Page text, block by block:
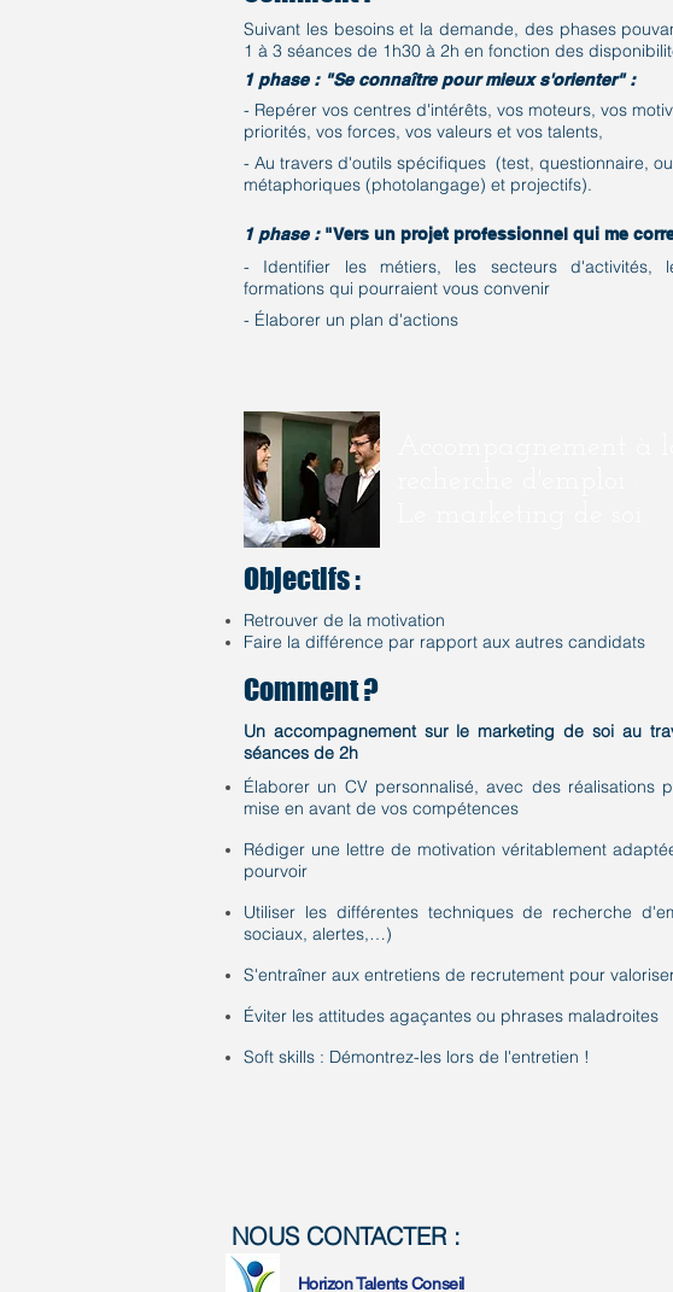
Suivant les besoins et la demande, des phases
1 à 3 séances de 1h30 à 2h en fonction des
1 phase : "Se connaître pour mieux s'orienter" :
- Repérer vos centres d'intérêts, vos moteurs, vos
priorités, vos forces, vos valeurs et vos talents,
- Au travers d'outils spécifiques (test, questionnaire,
métaphoriques (photolangage) et projectifs).
1 phase : "Vers un projet professionnel qui me
- Identifier les métiers, les secteurs d'activités,
formations qui pourraient vous convenir
- Élaborer un plan d'actions
Objectifs :
Retrouver de la motivation
Faire la différence par rapport aux autres candidats
Comment ?
Un accompagnement sur le marketing de soi au
séances de 2h
Élaborer un CV personnalisé, avec des réalisations
mise en avant de vos compétences
Rédiger une lettre de motivation véritablement
pourvoir
Utiliser les différentes techniques de recherche
sociaux, alertes,…)
S'entraîner aux entretiens de recrutement pour
Éviter les attitudes agaçantes ou phrases maladroites
Soft skills : Démontrez-les lors de l'entretien !
NOUS CONTACTER :
Horizon Talents Conseil